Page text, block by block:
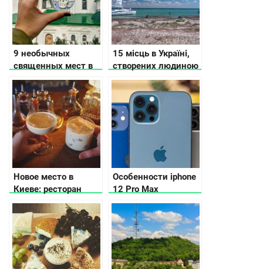
9 необычных
священных мест в
Украине
15 місць в Україні,
створених людиною
та природою, які вам
точно сподобаються
Новое место в
Киеве: ресторан
Podil East India
Company
Особенности iphone
12 Pro Max